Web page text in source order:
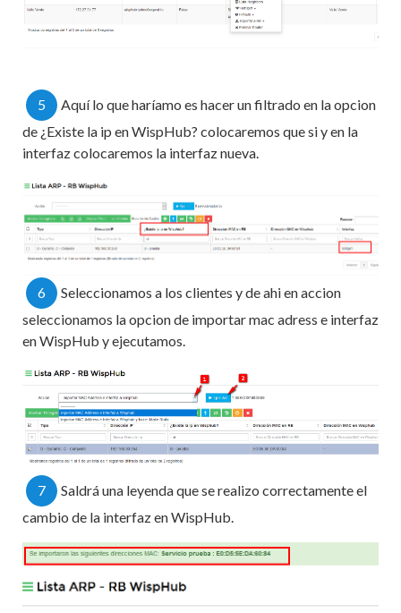
5
Aquí lo que haríamo es hacer un filtrado en la opcion
de ¿Existe la ip en WispHub? colocaremos que si y en la
interfaz colocaremos la interfaz nueva.
6
Seleccionamos a los clientes y de ahi en accion
seleccionamos la opcion de importar mac adress e interfaz
en WispHub y ejecutamos.
7
Saldrá una leyenda que se realizo correctamente el
cambio de la interfaz en WispHub.